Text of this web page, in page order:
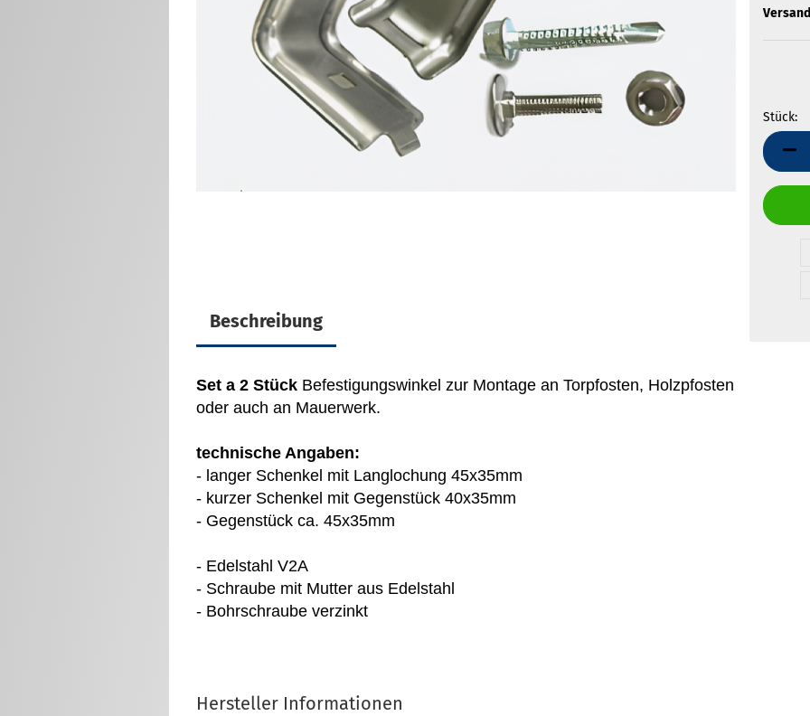
Montagefüße für
Doppelstabmatten
Zaunanschlußleisten Sets
U-Verbinder für
Doppelstabmatten
Innensechskantschlüssel / Bit
Stück:
Stück
Beschreibung
Set a 2 Stück Befestigungswinkel zur Montage an Torpfosten, Holzpfosten
oder auch an Mauerwerk.
technische Angaben:
- langer Schenkel mit Langlochung 45x35mm
- kurzer Schenkel mit Gegenstück 40x35mm
- Gegenstück ca. 45x35mm
- Edelstahl V2A
- Schraube mit Mutter aus Edelstahl
- Bohrschraube verzinkt
Hersteller Informationen